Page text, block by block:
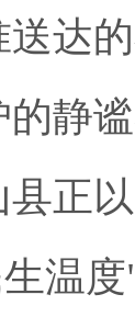
达
静
正
温